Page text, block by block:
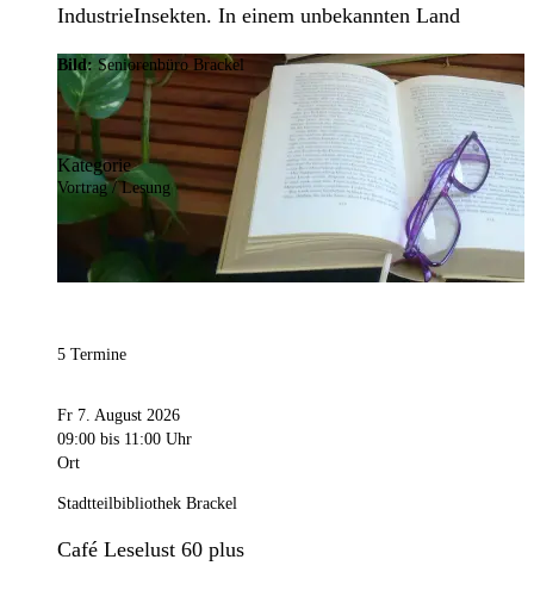
IndustrieInsekten. In einem unbekannten Land
Bild: Seniorenbüro Brackel
Kategorie
Vortrag / Lesung
5 Termine
Fr 7. August 2026
09:00 bis 11:00 Uhr
Ort
Stadtteilbibliothek Brackel
Café Leselust 60 plus